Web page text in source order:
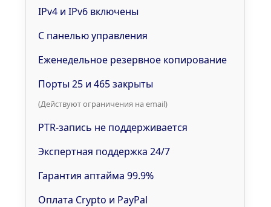
IPv4 и IPv6 включены
С панелью управления
Еженедельное резервное копирование
Порты 25 и 465 закрыты
(Действуют ограничения на email)
PTR-запись не поддерживается
Экспертная поддержка 24/7
Гарантия аптайма 99.9%
Оплата Crypto и PayPal